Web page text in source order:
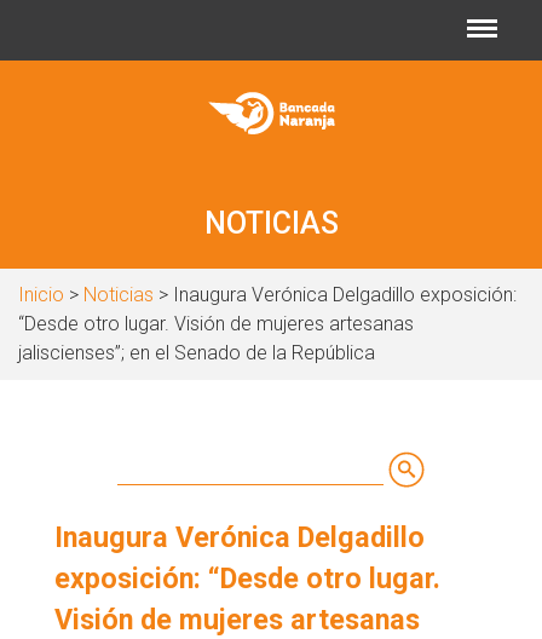
NOTICIAS
Inicio > Noticias > Inaugura Verónica Delgadillo exposición:
“Desde otro lugar. Visión de mujeres artesanas
jaliscienses”; en el Senado de la República
de
búsqueda
Inaugura Verónica Delgadillo
exposición: “Desde otro lugar.
Visión de mujeres artesanas